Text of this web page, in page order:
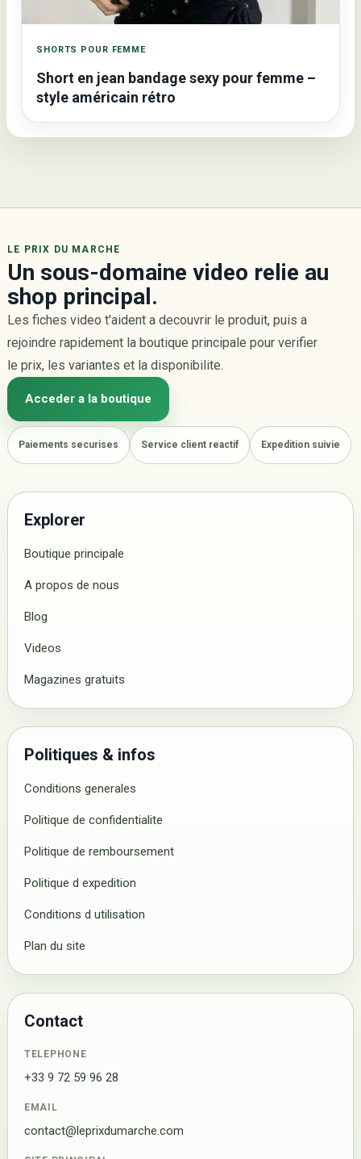
SHORTS POUR FEMME
Short en jean bandage sexy pour femme –
style américain rétro
LE PRIX DU MARCHE
Un sous-domaine video relie au
shop principal.
Les fiches video t'aident a decouvrir le produit, puis a
rejoindre rapidement la boutique principale pour verifier
le prix, les variantes et la disponibilite.
Acceder a la boutique
Paiements securises Service client reactif Expedition suivie
Explorer
Boutique principale
A propos de nous
Blog
Videos
Magazines gratuits
Politiques & infos
Conditions generales
Politique de confidentialite
Politique de remboursement
Politique d expedition
Conditions d utilisation
Plan du site
Contact
TELEPHONE
+33 9 72 59 96 28
EMAIL
contact@leprixdumarche.com